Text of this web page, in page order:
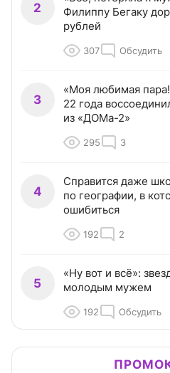
2
Филиппу Бегаку
рублей
307 Обсудить
3
«Моя любимая
22 года
из «ДОМа-2»
295 3
4
Справится даже
по географии, в
ошибиться
192 2
5
«Ну вот и всё»:
молодым мужем
192 Обсудить